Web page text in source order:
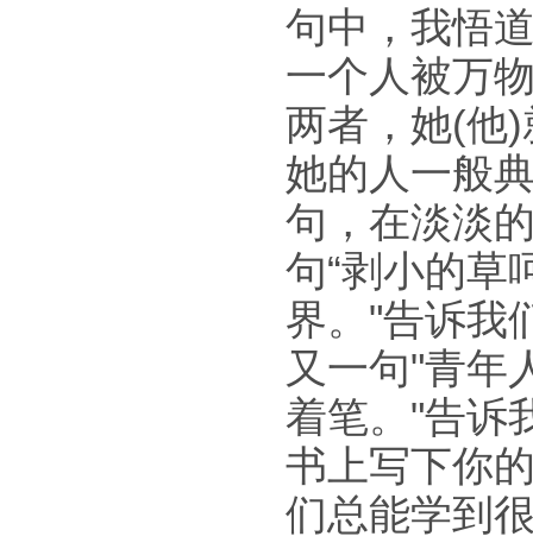
句中，我悟
一个人被万
两者，她(他
她的人一般
句，在淡淡
句“剥小的草
界。"告诉我
又一句"青年
着笔。"告诉
书上写下你
们总能学到